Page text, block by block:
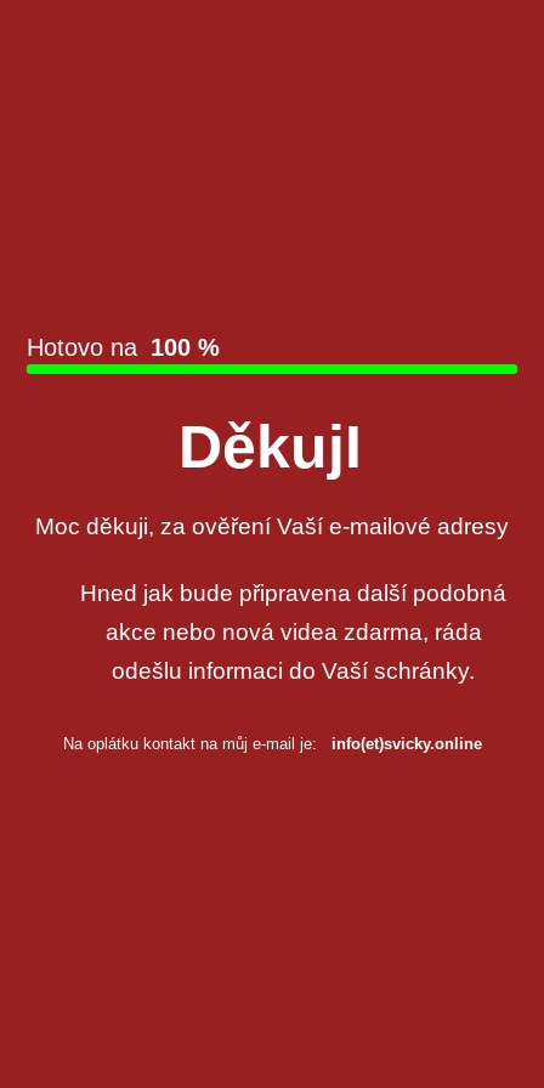
Hotovo na 100 %
DěkujI
Moc děkuji, za ověření Vaší e-mailové adresy
Hned jak bude připravena další podobná
akce nebo nová videa zdarma, ráda
odešlu informaci do Vaší schránky.
Na oplátku kontakt na můj e-mail je: info(et)svicky.online